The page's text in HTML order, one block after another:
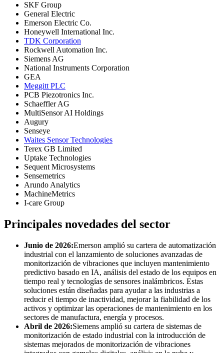
SKF Group
General Electric
Emerson Electric Co.
Honeywell International Inc.
TDK Corporation
Rockwell Automation Inc.
Siemens AG
National Instruments Corporation
GEA
Meggitt PLC
PCB Piezotronics Inc.
Schaeffler AG
MultiSensor AI Holdings
Augury
Senseye
Waites Sensor Technologies
Terex GB Limited
Uptake Technologies
Sequent Microsystems
Sensemetrics
Arundo Analytics
MachineMetrics
I-care Group
Principales novedades del sector
Junio ​​de 2026:Emerson amplió su cartera de automatización
industrial con el lanzamiento de soluciones avanzadas de
monitorización de vibraciones que incluyen mantenimiento
predictivo basado en IA, análisis del estado de los equipos en
tiempo real y tecnologías de sensores inalámbricos. Estas
soluciones están diseñadas para ayudar a las industrias a
reducir el tiempo de inactividad, mejorar la fiabilidad de los
activos y optimizar las operaciones de mantenimiento en los
sectores de manufactura, energía y procesos.
Abril de 2026:Siemens amplió su cartera de sistemas de
monitorización de estado industrial con la introducción de
sistemas mejorados de monitorización de vibraciones